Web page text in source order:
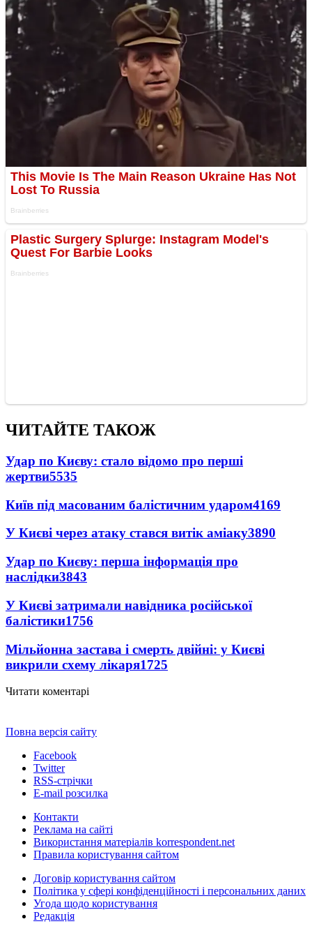
ЧИТАЙТЕ ТАКОЖ
Удар по Києву: стало відомо про перші
жертви5535
Київ під масованим балістичним ударом4169
У Києві через атаку стався витік аміаку3890
Удар по Києву: перша інформація про
наслідки3843
У Києві затримали навідника російської
балістики1756
Мільйонна застава і смерть двійні: у Києві
викрили схему лікаря1725
Читати коментарі
Повна версія сайту
Facebook
Twitter
RSS-стрічки
E-mail розсилка
Контакти
Реклама на сайті
Використання матеріалів korrespondent.net
Правила користування сайтом
Договір користування сайтом
Політика у сфері конфіденційності і персональних даних
Угода щодо користування
Редакція